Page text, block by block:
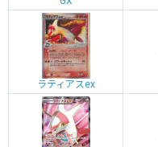
ラティアスex